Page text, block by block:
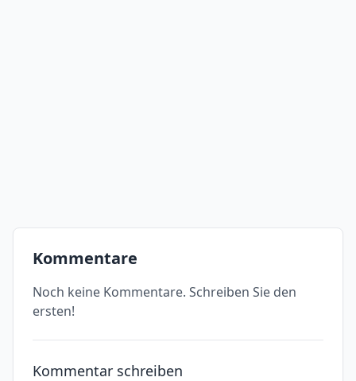
Kommentare
Noch keine Kommentare. Schreiben Sie den
ersten!
Kommentar schreiben